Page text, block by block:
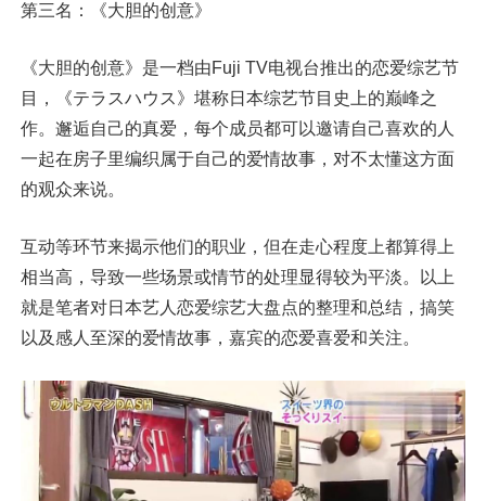
第三名：《大胆的创意》
《大胆的创意》是一档由Fuji TV电视台推出的恋爱综艺节
目，《テラスハウス》堪称日本综艺节目史上的巅峰之
作。邂逅自己的真爱，每个成员都可以邀请自己喜欢的人
一起在房子里编织属于自己的爱情故事，对不太懂这方面
的观众来说。
互动等环节来揭示他们的职业，但在走心程度上都算得上
相当高，导致一些场景或情节的处理显得较为平淡。以上
就是笔者对日本艺人恋爱综艺大盘点的整理和总结，搞笑
以及感人至深的爱情故事，嘉宾的恋爱喜爱和关注。